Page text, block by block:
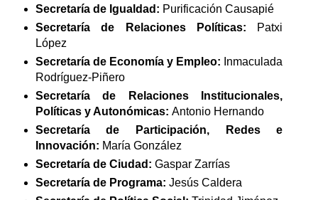
Secretaría de Igualdad: Purificación Causapié
Secretaría de Relaciones Políticas: Patxi
López
Secretaría de Economía y Empleo: Inmaculada
Rodríguez-Piñero
Secretaría de Relaciones Institucionales,
Políticas y Autonómicas: Antonio Hernando
Secretaría de Participación, Redes e
Innovación: María González
Secretaría de Ciudad: Gaspar Zarrías
Secretaría de Programa: Jesús Caldera